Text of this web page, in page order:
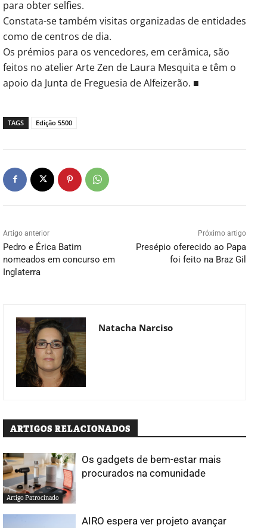
para obter selfies.
Constata-se também visitas organizadas de entidades
como de centros de dia.
Os prémios para os vencedores, em cerâmica, são
feitos no atelier Arte Zen de Laura Mesquita e têm o
apoio da Junta de Freguesia de Alfeizerão. ■
TAGS Edição 5500
Artigo anterior
Pedro e Érica Batim
nomeados em concurso em
Inglaterra
Próximo artigo
Presépio oferecido ao Papa
foi feito na Braz Gil
Natacha Narciso
ARTIGOS RELACIONADOS
Artigo Patrocinado
Os gadgets de bem-estar mais
procurados na comunidade
AIRO espera ver projeto avançar